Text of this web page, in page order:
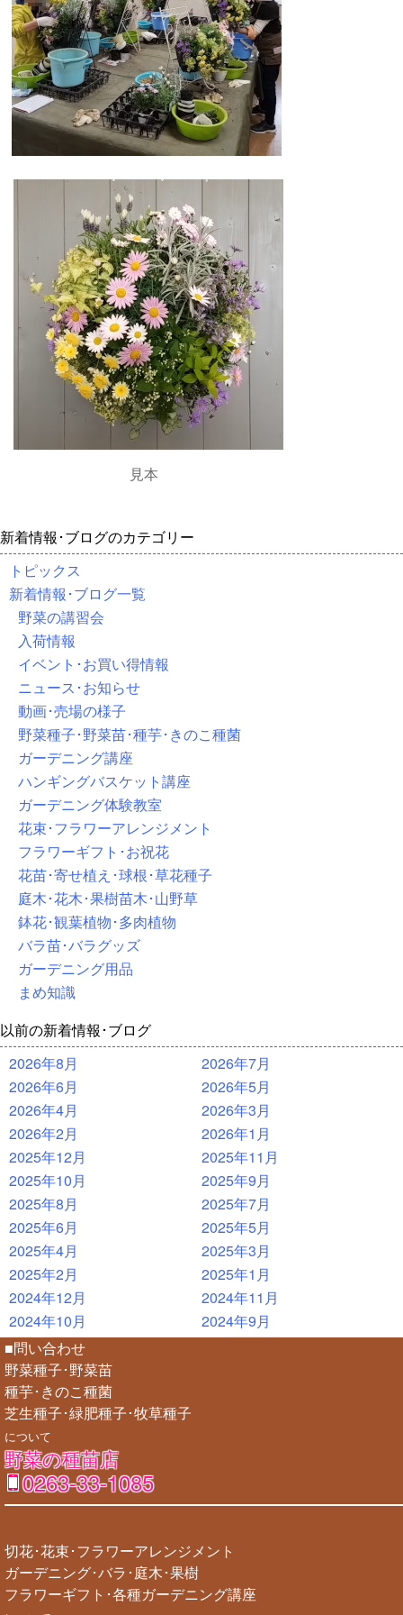
見本
新着情報･ブログのカテゴリー
トピックス
新着情報･ブログ一覧
野菜の講習会
入荷情報
イベント･お買い得情報
ニュース･お知らせ
動画･売場の様子
野菜種子･野菜苗･種芋･きのこ種菌
ガーデニング講座
ハンギングバスケット講座
ガーデニング体験教室
花束･フラワーアレンジメント
フラワーギフト･お祝花
花苗･寄せ植え･球根･草花種子
庭木･花木･果樹苗木･山野草
鉢花･観葉植物･多肉植物
バラ苗･バラグッズ
ガーデニング用品
まめ知識
以前の新着情報･ブログ
2026年8月
2026年7月
2026年6月
2026年5月
2026年4月
2026年3月
2026年2月
2026年1月
2025年12月
2025年11月
2025年10月
2025年9月
2025年8月
2025年7月
2025年6月
2025年5月
2025年4月
2025年3月
2025年2月
2025年1月
2024年12月
2024年11月
2024年10月
2024年9月
■問い合わせ
野菜種子･野菜苗
種芋･きのこ種菌
芝生種子･緑肥種子･牧草種子
について
野菜の種苗店
0263-33-1085
切花･花束･フラワーアレンジメント
ガーデニング･バラ･庭木･果樹
フラワーギフト･各種ガーデニング講座